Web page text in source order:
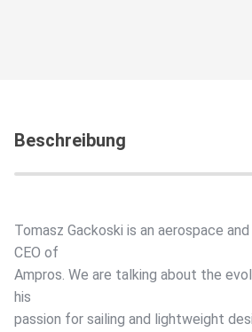
Beschreibung
Tomasz Gackoski is an aerospace
CEO of
Ampros. We are talking about the
his
passion for sailing and lightweight